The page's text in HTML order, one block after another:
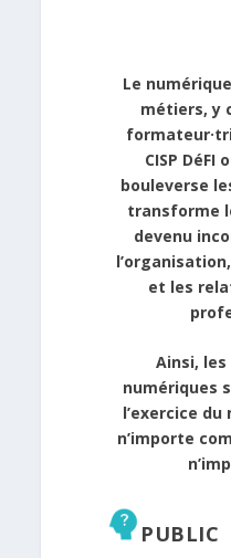
Le
métiers, y
CISP DéFI
bouleverse
transforme
devenu
et les
Ainsi,
numériques
l’exercice
n’importe
PUBLIC